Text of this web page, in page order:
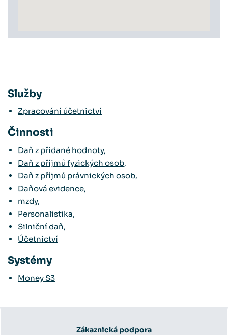
Služby
Zpracování účetnictví
Činnosti
Daň z přidané hodnoty,
Daň z příjmů fyzických osob,
Daň z příjmů právnických osob,
Daňová evidence,
mzdy,
Personalistika,
Silniční daň,
Účetnictví
Systémy
Money S3
Zákaznická podpora